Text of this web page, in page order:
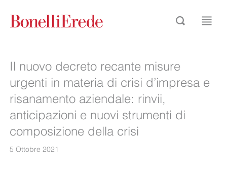
Il nuovo decreto recante misure
urgenti in materia di crisi d’impresa e
risanamento aziendale: rinvii,
anticipazioni e nuovi strumenti di
composizione della crisi
5 Ottobre 2021